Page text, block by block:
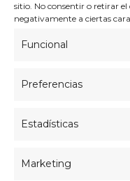
sitio. No consentir o retirar
negativamente a ciertas
Funcional
Preferencias
Estadísticas
Marketing